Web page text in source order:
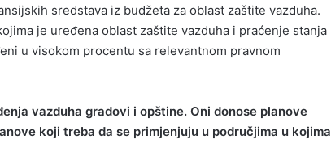
sredstava iz budžeta za oblast zaštite vazduha.
je uređena oblast zaštite vazduha i praćenje stanja
u visokom procentu sa relevantnom pravnom
vazduha gradovi i opštine. Oni donose planove
koji treba da se primjenjuju u područjima u kojima